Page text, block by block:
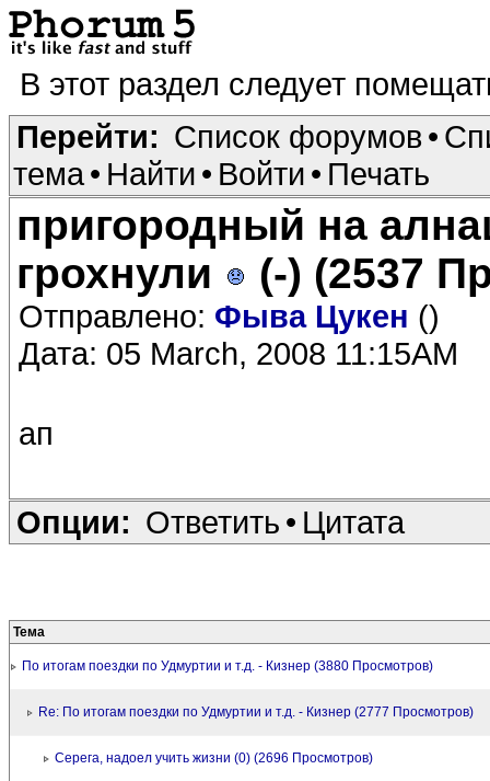
В этот раздел следует
Перейти: Список форумов•
тема• Найти • Войти • Печать
пригородный на
грохнули
(-) (2537
Отправлено: Фыва Цукен ()
Дата: 05 March, 2008 11:15AM
ап
Опции: Ответить • Цитата
Тема
По итогам поездки по Удмуртии и т.д. - Кизнер (3880 Просмотров)
Re: По итогам поездки по Удмуртии и т.д. - Кизнер (2777 Просмотров)
Серега, надоел учить жизни (0) (2696 Просмотров)